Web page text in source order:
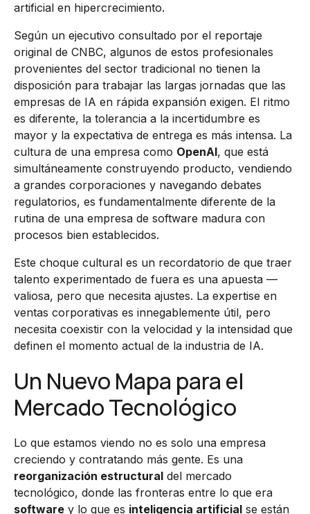
artificial en hipercrecimiento.
Según un ejecutivo consultado por el reportaje
original de CNBC, algunos de estos profesionales
provenientes del sector tradicional no tienen la
disposición para trabajar las largas jornadas que las
empresas de IA en rápida expansión exigen. El ritmo
es diferente, la tolerancia a la incertidumbre es
mayor y la expectativa de entrega es más intensa. La
cultura de una empresa como OpenAI, que está
simultáneamente construyendo producto, vendiendo
a grandes corporaciones y navegando debates
regulatorios, es fundamentalmente diferente de la
rutina de una empresa de software madura con
procesos bien establecidos.
Este choque cultural es un recordatorio de que traer
talento experimentado de fuera es una apuesta —
valiosa, pero que necesita ajustes. La expertise en
ventas corporativas es innegablemente útil, pero
necesita coexistir con la velocidad y la intensidad que
definen el momento actual de la industria de IA.
Un Nuevo Mapa para el
Mercado Tecnológico
Lo que estamos viendo no es solo una empresa
creciendo y contratando más gente. Es una
reorganización estructural del mercado
tecnológico, donde las fronteras entre lo que era
software y lo que es inteligencia artificial se están